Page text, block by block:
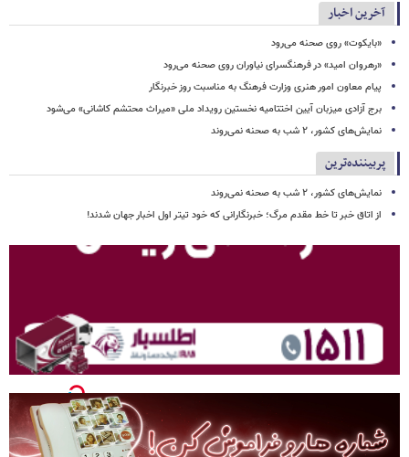
آخرین اخبار
«بایکوت» روی صحنه می‌رود
«رهروان امید» در فرهنگسرای نیاوران روی صحنه می‌رود
پیام معاون امور هنری وزارت فرهنگ به مناسبت روز خبرنگار
برج آزادی میزبان آیین اختتامیه نخستین رویداد ملی «میراث محتشم کاشانی» می‌شود
نمایش‌های کشور، ٢ شب به صحنه نمی‌روند
پربیننده‌ترین
نمایش‌های کشور، ٢ شب به صحنه نمی‌روند
از اتاق خبر تا خط مقدم مرگ؛ خبرنگارانی که خود تیتر اول اخبار جهان شدند!